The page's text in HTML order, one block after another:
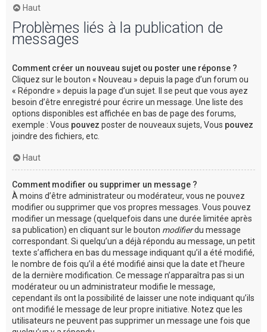
Haut
Problèmes liés à la publication de
messages
Comment créer un nouveau sujet ou poster une réponse ?
Cliquez sur le bouton « Nouveau » depuis la page d’un forum ou
« Répondre » depuis la page d’un sujet. Il se peut que vous ayez
besoin d’être enregistré pour écrire un message. Une liste des
options disponibles est affichée en bas de page des forums,
exemple : Vous pouvez poster de nouveaux sujets, Vous pouvez
joindre des fichiers, etc.
Haut
Comment modifier ou supprimer un message ?
À moins d’être administrateur ou modérateur, vous ne pouvez
modifier ou supprimer que vos propres messages. Vous pouvez
modifier un message (quelquefois dans une durée limitée après
sa publication) en cliquant sur le bouton modifierdu message
correspondant. Si quelqu’un a déjà répondu au message, un petit
texte s’affichera en bas du message indiquant qu’il a été modifié,
le nombre de fois qu’il a été modifié ainsi que la date et l’heure
de la dernière modification. Ce message n’apparaîtra pas si un
modérateur ou un administrateur modifie le message,
cependant ils ont la possibilité de laisser une note indiquant qu’ils
ont modifié le message de leur propre initiative. Notez que les
utilisateurs ne peuvent pas supprimer un message une fois que